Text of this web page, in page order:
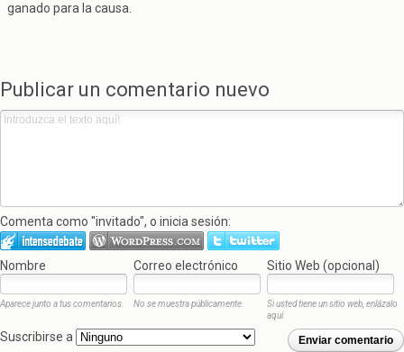
ganado para la causa.
Publicar un comentario nuevo
Comenta como "invitado", o inicia sesión:
Nombre Correo electrónico Sitio Web (opcional)
Aparece junto a tus comentarios. No se muestra públicamente.
Si usted tiene un sitio web, enlázalo
aquí.
Enviar comentario
Suscribirse a